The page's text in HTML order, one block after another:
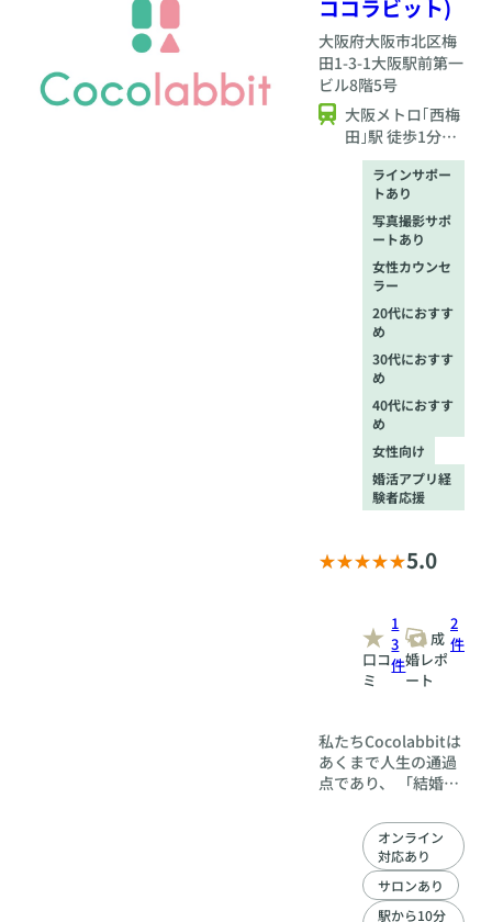
法をアドバイスさせ
ていただきます。
ココラビット)
大阪府大阪市北区梅
田1-3-1大阪駅前第一
ビル8階5号
大阪メトロ｢西梅
田｣駅 徒歩1分、
各線「梅田」駅
「大阪」駅「北
新地」駅から徒
歩圏内となりま
す。
ラインサポー
トあり
写真撮影サポ
ートあり
女性カウンセ
ラー
20代におすす
め
30代におすす
め
40代におすす
め
女性向け
婚活アプリ経
験者応援
5.0
口コ
ミ
1
3
件
成
婚レポ
ート
2
件
私たちCocolabbitは
あくまで人生の通過
点であり、 「結婚後
に過ごして頂くの
か？」 という事を考
え、サポート致しま
世話をさせて頂いて
オンライン
対応あり
サロンあり
駅から10分